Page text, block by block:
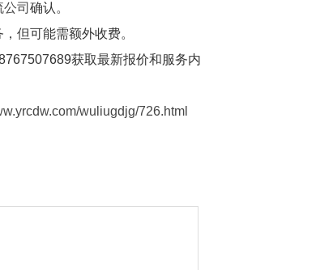
司 确认。
但可能需额外收费。
获取最新报价和服务内
wuliugdjg/726.html